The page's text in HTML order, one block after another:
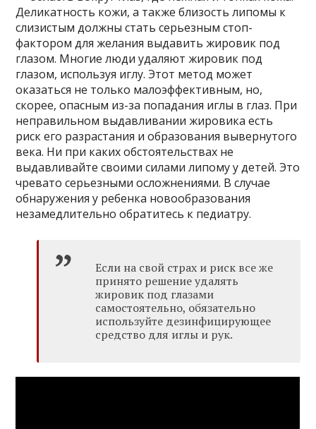
Деликатность кожи, а также близость липомы к
слизистым должны стать серьезным стоп-
фактором для желания выдавить жировик под
глазом. Многие люди удаляют жировик под
глазом, используя иглу. Этот метод может
оказаться не только малоэффективным, но,
скорее, опасным из-за попадания иглы в глаз. При
неправильном выдавливании жировика есть
риск его разрастания и образования вывернутого
века. Ни при каких обстоятельствах не
выдавливайте своими силами липому у детей. Это
чревато серьезными осложнениями. В случае
обнаружения у ребенка новообразования
незамедлительно обратитесь к педиатру.
Если на свой страх и риск все же
принято решение удалять
жировик под глазами
самостоятельно, обязательно
используйте дезинфицирующее
средство для иглы и рук.